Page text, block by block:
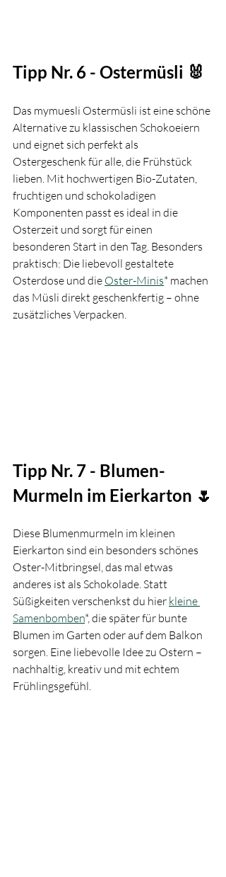
Tipp Nr. 6 - Ostermüsli 🐰
Das mymuesli Ostermüsli ist eine schöne
Alternative zu klassischen Schokoeiern
und eignet sich perfekt als
Ostergeschenk für alle, die Frühstück
lieben. Mit hochwertigen Bio-Zutaten,
fruchtigen und schokoladigen
Komponenten passt es ideal in die
Osterzeit und sorgt für einen
besonderen Start in den Tag. Besonders
praktisch: Die liebevoll gestaltete
Osterdose und die Oster-Minis* machen
das Müsli direkt geschenkfertig – ohne
zusätzliches Verpacken.
Tipp Nr. 7 - Blumen-
Murmeln im Eierkarton 🌷
Diese Blumenmurmeln im kleinen
Eierkarton sind ein besonders schönes
Oster-Mitbringsel, das mal etwas
anderes ist als Schokolade. Statt
Süßigkeiten verschenkst du hier kleine
Samenbomben*, die später für bunte
Blumen im Garten oder auf dem Balkon
sorgen. Eine liebevolle Idee zu Ostern –
nachhaltig, kreativ und mit echtem
Frühlingsgefühl.